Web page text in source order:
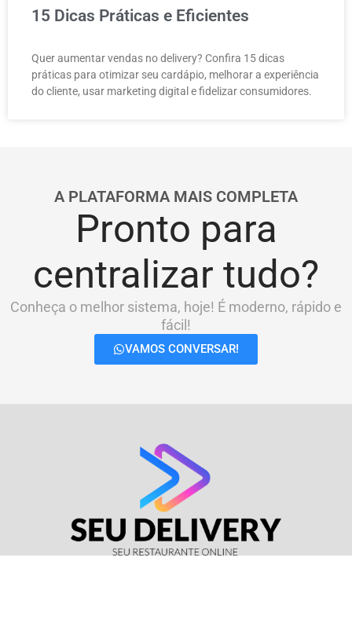
15 Dicas Práticas e Eficientes
Quer aumentar vendas no delivery? Confira 15 dicas
práticas para otimizar seu cardápio, melhorar a experiência
do cliente, usar marketing digital e fidelizar consumidores.
A PLATAFORMA MAIS COMPLETA
Pronto para
centralizar tudo?
Conheça o melhor sistema, hoje! É moderno, rápido e
fácil!
VAMOS CONVERSAR!